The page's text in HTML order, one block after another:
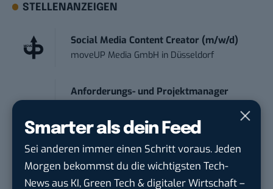
Smarter als dein Feed
Sei anderen immer einen Schritt voraus. Jeden
Morgen bekommst du die wichtigsten Tech-
News aus KI, Green Tech & digitaler Wirtschaft –
STELLENANZEIGEN
Social Media Content Creator (m/w/d)
moveUP Media GmbH in Düsseldorf
Anforderungs- und Projektmanager
trendtours Holding GmbH inEschborn